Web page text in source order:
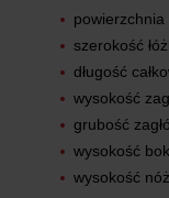
szerokość
długość
wysokość
grubość
wysokość
wysokość